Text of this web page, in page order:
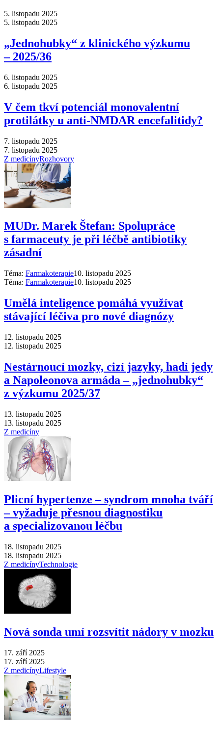
5. listopadu 2025
5. listopadu 2025
„Jednohubky“ z klinického výzkumu
–⁠ 2025/36
6. listopadu 2025
6. listopadu 2025
V čem tkví potenciál monovalentní
protilátky u anti-NMDAR encefalitidy?
7. listopadu 2025
7. listopadu 2025
Z medicínyRozhovory
MUDr. Marek Štefan: Spolupráce
s farmaceuty je při léčbě antibiotiky
zásadní
Téma: Farmakoterapie10. listopadu 2025
Téma: Farmakoterapie10. listopadu 2025
Umělá inteligence pomáhá využívat
stávající léčiva pro nové diagnózy
12. listopadu 2025
12. listopadu 2025
Nestárnoucí mozky, cizí jazyky, hadí jedy
a Napoleonova armáda –⁠ „jednohubky“
z výzkumu 2025/37
13. listopadu 2025
13. listopadu 2025
Z medicíny
Plicní hypertenze –⁠ syndrom mnoha tváří
–⁠ vyžaduje přesnou diagnostiku
a specializovanou léčbu
18. listopadu 2025
18. listopadu 2025
Z medicínyTechnologie
Nová sonda umí rozsvítit nádory v mozku
17. září 2025
17. září 2025
Z medicínyLifestyle